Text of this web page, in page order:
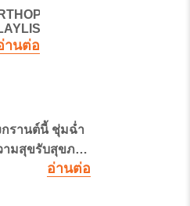
านต่อ
กรานต์นี้ ชุ่มฉ่ำ
ามสุขรับสุขภาพ
อ่านต่อ